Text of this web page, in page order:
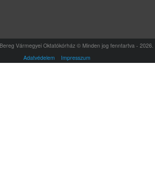
Vármegyei Oktatókórház © Minden jog fenntartva - 2026.
Adatvédelem
Impresszum